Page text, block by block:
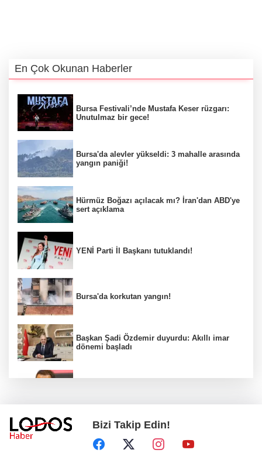
En Çok Okunan Haberler
Bursa Festivali’nde Mustafa Keser rüzgarı:
Unutulmaz bir gece!
Bursa'da alevler yükseldi: 3 mahalle arasında
yangın paniği!
Hürmüz Boğazı açılacak mı? İran'dan ABD'ye
sert açıklama
YENİ Parti İl Başkanı tutuklandı!
Bursa'da korkutan yangın!
Başkan Şadi Özdemir duyurdu: Akıllı imar
dönemi başladı
Bakan Gürlek duyurdu: İki çocuk cinayeti
aydınlatıldı!
Bizi Takip Edin!